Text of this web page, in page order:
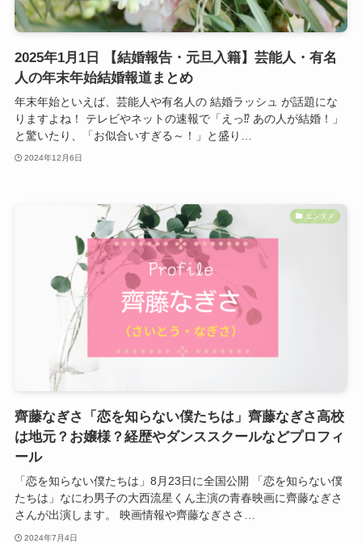
2025年1月1日 【結婚報告・元旦入籍】芸能人・有名
人の年末年始結婚報道まとめ
年末年始といえば、芸能人や有名人の 結婚ラッシュ が話題にな
りますよね！ テレビやネットの速報で「えっ⁉ あの人が結婚！」
と驚いたり、「お似合いすぎる～！」と盛り…
2024年12月6日
エンタメ
齊藤なぎさ「恋を知らない僕たちは」齊藤なぎさ高校
は地元？お嬢様？経歴やダンススクールなどプロフィ
ール
「恋を知らない僕たちは」8月23日に全国公開 「恋を知らない僕
たちは」なにわ男子の大西流星くん主演の青春映画に齊藤なぎさ
さんが出演します。 映画情報や齊藤なぎささ…
2024年7月4日